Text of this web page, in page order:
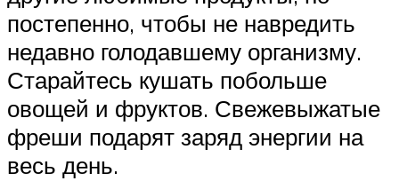
постепенно, чтобы не навредить
недавно голодавшему организму.
Старайтесь кушать побольше
овощей и фруктов. Свежевыжатые
фреши подарят заряд энергии на
весь день.